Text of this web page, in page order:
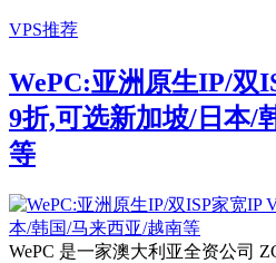
VPS推荐
WePC:亚洲原生IP/双
9折,可选新加坡/日本/
等
WePC 是一家澳大利亚全资公司